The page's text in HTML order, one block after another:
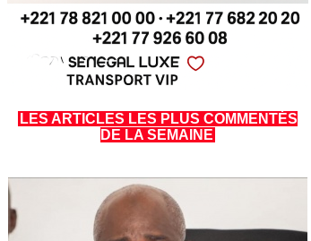
LES ARTICLES LES PLUS COMMENTÉS
DE LA SEMAINE